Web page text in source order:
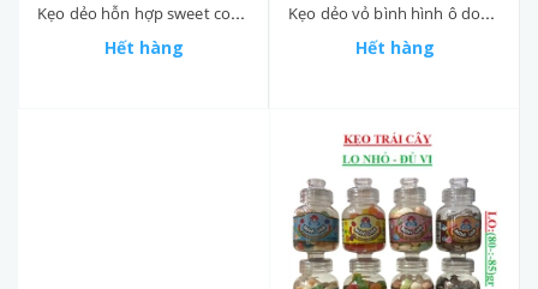
Kẹo dẻo hỗn hợp sweet combination Yummy delight hộp 80gr
Hết hàng
Kẹo dẻo vỏ bình hình ô doa Yummy delight hộp 70gr
Hết hàng